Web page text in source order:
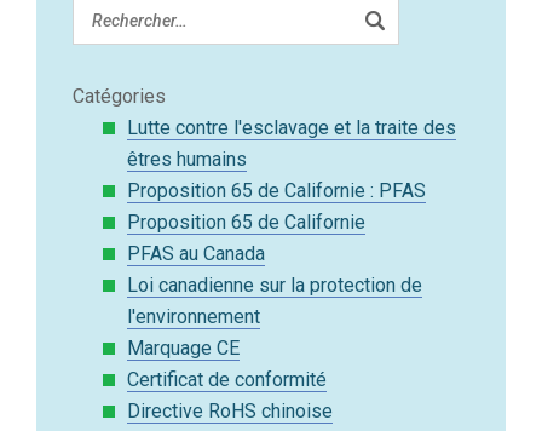
Catégories
Lutte contre l'esclavage et la traite des
êtres humains
Proposition 65 de Californie : PFAS
Proposition 65 de Californie
PFAS au Canada
Loi canadienne sur la protection de
l'environnement
Marquage CE
Certificat de conformité
Directive RoHS chinoise